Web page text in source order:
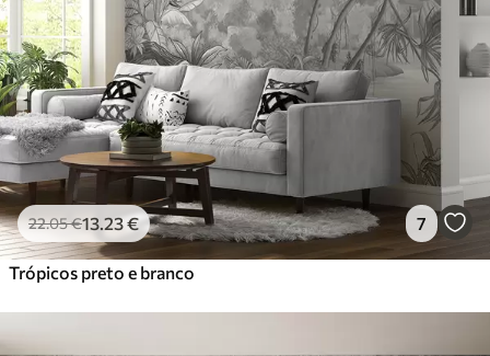
22.05€13 .23€ 7
Trópicos preto e branco